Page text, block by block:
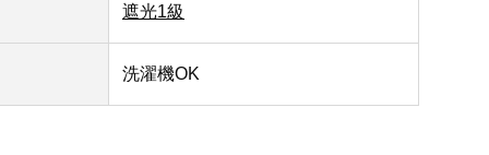
遮光1級
洗濯機OK